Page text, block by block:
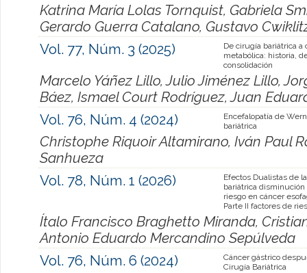
Katrina María Lolas Tornquist, Gabriela
Gerardo Guerra Catalano, Gustavo
Vol. 77, Núm. 3 (2025)
De cirugía bariátrica a
metabólica: historia,
consolidación
Marcelo Yáñez Lillo, Julio Jiménez Lillo,
Báez, Ismael Court Rodríguez, Juan
Vol. 76, Núm. 4 (2024)
Encefalopatía de
bariátrica
Christophe Riquoir Altamirano, Iván Paul
Sanhueza
Vol. 78, Núm. 1 (2026)
Efectos Dualistas de
bariátrica
riesgo en cáncer
Parte II factores de
Ítalo Francisco Braghetto Miranda,
Antonio Eduardo Mercandino Sepúlveda
Vol. 76, Núm. 6 (2024)
Cáncer gástrico
Cirugía Bariátrica